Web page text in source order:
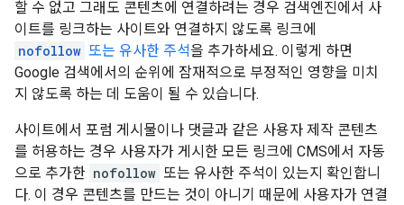
할 수 없고 그래도 콘텐츠에 연결하려는 경우 검색엔진에서 사
이트를 링크하는 사이트와 연결하지 않도록 링크에
nofollow 또는 유사한 주석을 추가하세요. 이렇게 하면
Google 검색에서의 순위에 잠재적으로 부정적인 영향을 미치
지 않도록 하는 데 도움이 될 수 있습니다.
사이트에서 포럼 게시물이나 댓글과 같은 사용자 제작 콘텐츠
를 허용하는 경우 사용자가 게시한 모든 링크에 CMS에서 자동
으로 추가한 nofollow 또는 유사한 주석이 있는지 확인합니
다. 이 경우 콘텐츠를 만드는 것이 아니기 때문에 사용자가 연결